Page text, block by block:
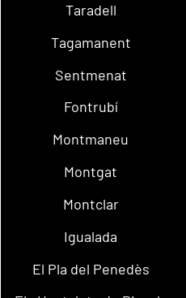
Taradell
Tagamanent
Sentmenat
Fontrubí
Montmaneu
Montgat
Montclar
Igualada
El Pla del Penedès